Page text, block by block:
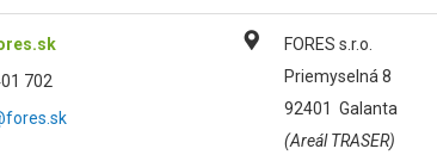
702
FORES s.r.o.
Priemyselná 8
92401 Galanta
(Areál TRASER)